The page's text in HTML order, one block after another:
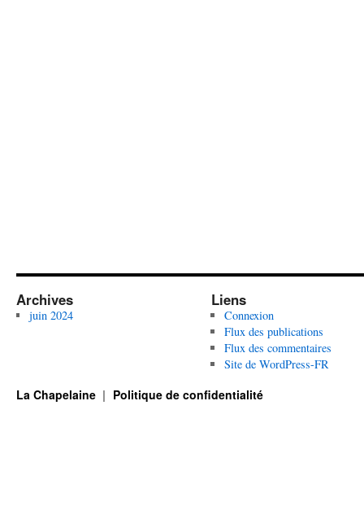
Archives
juin 2024
Liens
Connexion
Flux des publications
Flux des commentaires
Site de WordPress-FR
La Chapelaine Politique de confidentialité